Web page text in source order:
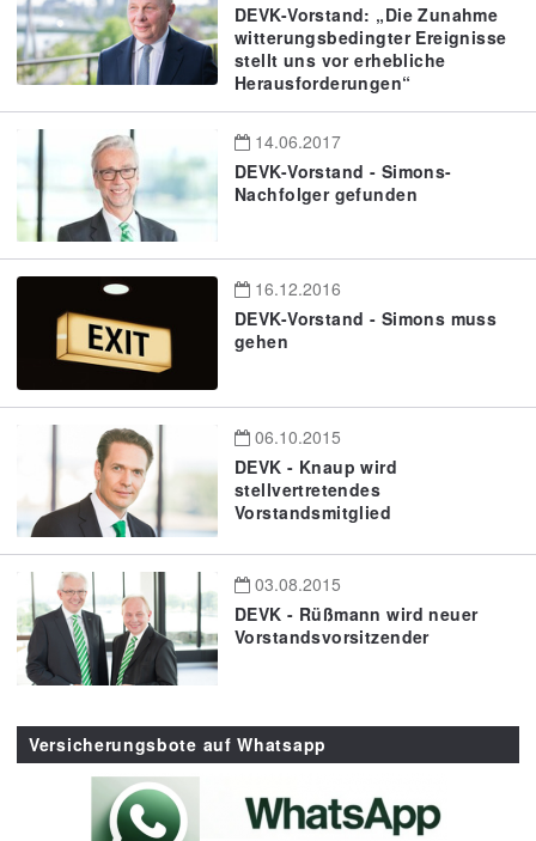
DEVK-Vorstand: „Die Zunahme
witterungsbedingter Ereignisse
stellt uns vor erhebliche
Herausforderungen“
14.06.2017
DEVK-Vorstand - Simons-
Nachfolger gefunden
16.12.2016
DEVK-Vorstand - Simons muss
gehen
06.10.2015
DEVK - Knaup wird
stellvertretendes
Vorstandsmitglied
03.08.2015
DEVK - Rüßmann wird neuer
Vorstandsvorsitzender
Versicherungsbote auf Whatsapp